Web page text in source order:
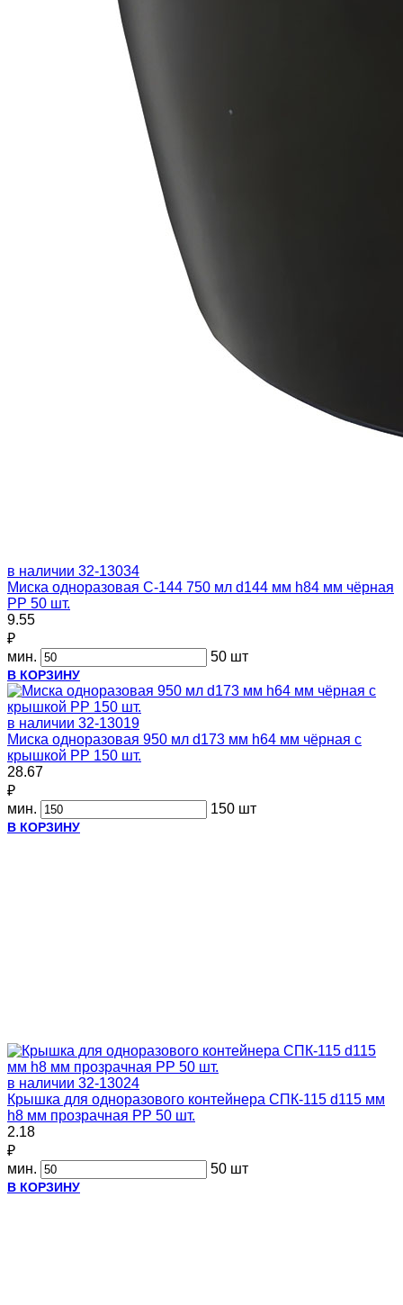
в наличии 32-13034
Миска одноразовая С-144 750 мл d144 мм h84 мм чёрная
PP 50 шт.
9.55
₽
мин.
50 шт
В КОРЗИНУ
в наличии 32-13019
Миска одноразовая 950 мл d173 мм h64 мм чёрная с
крышкой PP 150 шт.
28.67
₽
мин.
150 шт
В КОРЗИНУ
в наличии 32-13024
Крышка для одноразового контейнера СПК-115 d115 мм
h8 мм прозрачная PP 50 шт.
2.18
₽
мин.
50 шт
В КОРЗИНУ